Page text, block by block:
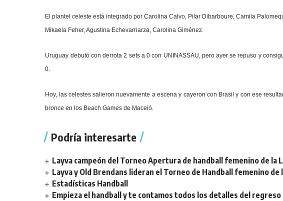
El plantel celeste está integrado por Carolina Calvo, Pilar Dibarboure, Camila
Mikaela Feher, Agustina Echevarriarza, Carolina Giménez.
Uruguay debutó con derrota 2 sets a 0 con UNINASSAU, pero ayer se repuso y
0.
Hoy, las celestes salieron nuevamente a escena y cayeron con Brasil y con ese
bronce en los Beach Games de Maceió.
Podría interesarte
Layva campeón del Torneo Apertura de handball femenino de la
Layva y Old Brendans lideran el Torneo de Handball femenino
Estadísticas Handball
Empieza el handball y te contamos todos los detalles del